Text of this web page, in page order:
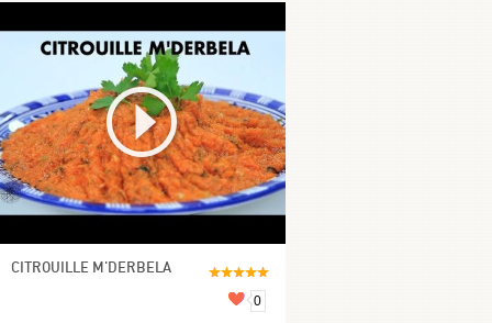
CITROUILLE M'DERBELA
0